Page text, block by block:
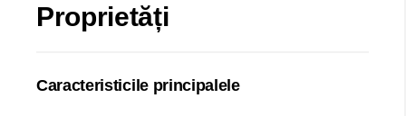
Proprietăți
Caracteristicile principalele